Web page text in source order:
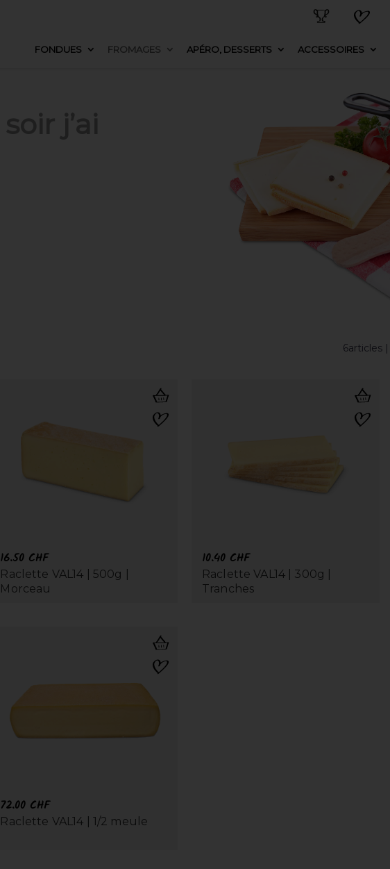
FONDUES FROMAGES APÉRO, DESSERTS ACCESSOIRES
6articles
16.50 CHF
Raclette VAL14 | 500g |
Morceau
10.40 CHF
Raclette VAL14 | 300g |
Tranches
72.00 CHF
Raclette VAL14 | 1/2 meule